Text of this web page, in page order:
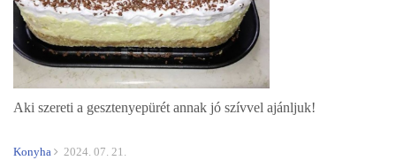
Aki szereti a gesztenyepürét annak jó szívvel ajánljuk!
Konyha 2024. 07. 21.